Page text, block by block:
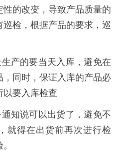
性的改变，导致产品质量的
检，根据产品的要求，巡
产的要当天入库，避免在
，同时，保证入库的产品必
以要入库检查
知说可以出货了，避免不
就得在出货前再次进行检